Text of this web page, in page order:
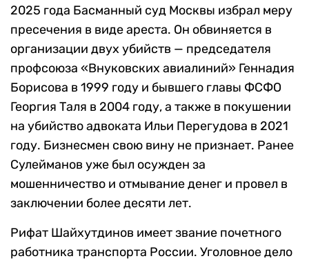
2025 года Басманный суд Москвы избрал меру
пресечения в виде ареста. Он обвиняется в
организации двух убийств — председателя
профсоюза «Внуковских авиалиний» Геннадия
Борисова в 1999 году и бывшего главы ФСФО
Георгия Таля в 2004 году, а также в покушении
на убийство адвоката Ильи Перегудова в 2021
году. Бизнесмен свою вину не признает. Ранее
Сулейманов уже был осужден за
мошенничество и отмывание денег и провел в
заключении более десяти лет.
Рифат Шайхутдинов имеет звание почетного
работника транспорта России. Уголовное дело